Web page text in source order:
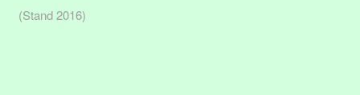
(Stand 2016)